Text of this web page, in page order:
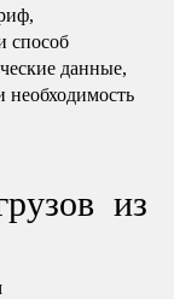
способ
данные,
необходимость
из